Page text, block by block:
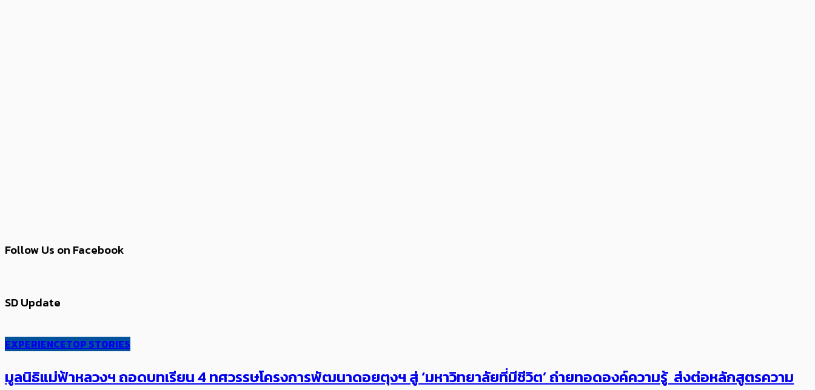
Follow Us on Facebook
SD Update
EXPERIENCETOP STORIES
มูลนิธิแม่ฟ้าหลวงฯ ถอดบทเรียน 4 ทศวรรษโครงการพัฒนาดอยตุงฯ สู่ ‘มหาวิทยาลัยที่มีชีวิต’ ถ่ายทอดองค์ความรู้ ส่งต่อหลักสูตรความ